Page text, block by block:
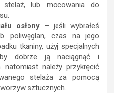
stelaż, lub mocowania do
osłony – jeśli wybrałeś
poliwęglan, czas na jego
tkaniny, użyj specjalnych
dobrze ją naciągnąć i
natomiast należy przykręcić
stelaża za pomocą
sztucznych.